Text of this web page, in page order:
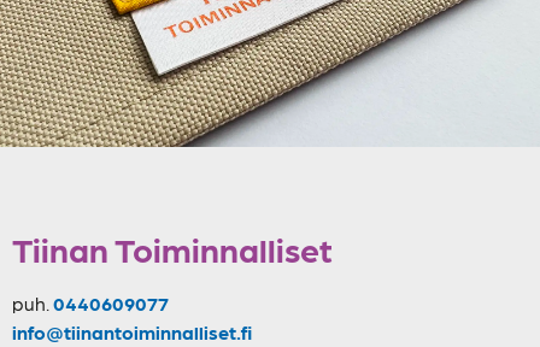
Tiinan Toiminnalliset
puh. 0440609077
info@tiinantoiminnalliset.fi